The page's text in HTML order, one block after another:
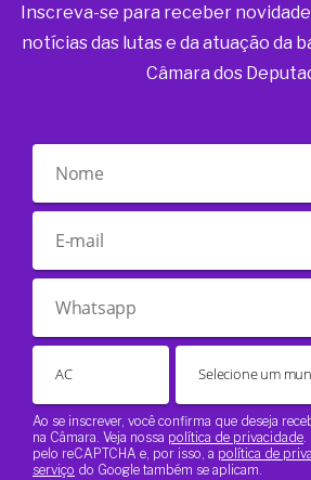
Inscreva-se para receber
notícias das lutas e da atuação da
Câmara dos
Ao se inscrever, você confirma que deseja
na Câmara. Veja nossa política de privacidade.
pelo reCAPTCHA e, por isso, a política de
serviço do Google também se aplicam.